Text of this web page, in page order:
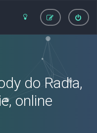
do Radia,
online